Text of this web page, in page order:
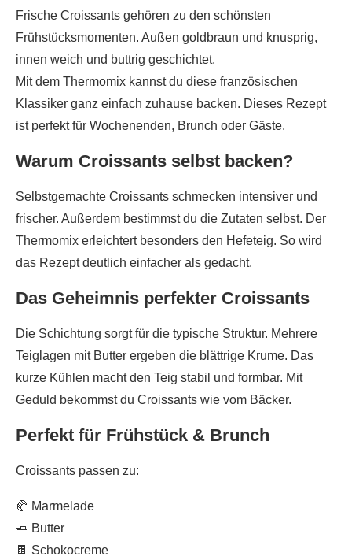
Frische Croissants gehören zu den schönsten
Frühstücksmomenten. Außen goldbraun und knusprig,
innen weich und buttrig geschichtet.
Mit dem Thermomix kannst du diese französischen
Klassiker ganz einfach zuhause backen. Dieses Rezept
ist perfekt für Wochenenden, Brunch oder Gäste.
Warum Croissants selbst backen?
Selbstgemachte Croissants schmecken intensiver und
frischer. Außerdem bestimmst du die Zutaten selbst. Der
Thermomix erleichtert besonders den Hefeteig. So wird
das Rezept deutlich einfacher als gedacht.
Das Geheimnis perfekter Croissants
Die Schichtung sorgt für die typische Struktur. Mehrere
Teiglagen mit Butter ergeben die blättrige Krume. Das
kurze Kühlen macht den Teig stabil und formbar. Mit
Geduld bekommst du Croissants wie vom Bäcker.
Perfekt für Frühstück & Brunch
Croissants passen zu:
🥐 Marmelade
🧈 Butter
🍫 Schokocreme